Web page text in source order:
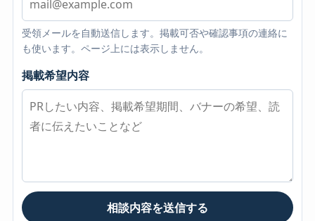
受領メールを自動送信します。掲載可否や確認事項の連絡に
も使います。ページ上には表示しません。
掲載希望内容
相談内容を送信する